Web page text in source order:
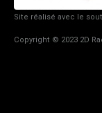
Site réalisé avec le
Copyright © 2023 2D